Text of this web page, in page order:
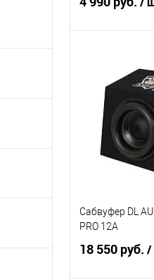
Сравнение
Сабвуфер DL
PRO 12A
18 550 руб. /